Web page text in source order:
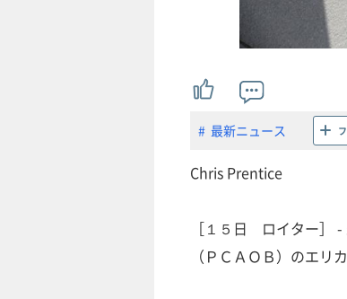
最新ニュース
Chris Prentice
［１５日 ロイター］
（ＰＣＡＯＢ）のエリ